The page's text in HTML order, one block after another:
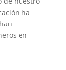
ha
en